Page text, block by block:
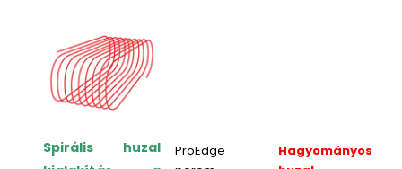
Spirális huzal
ProEdge
Hagyományos